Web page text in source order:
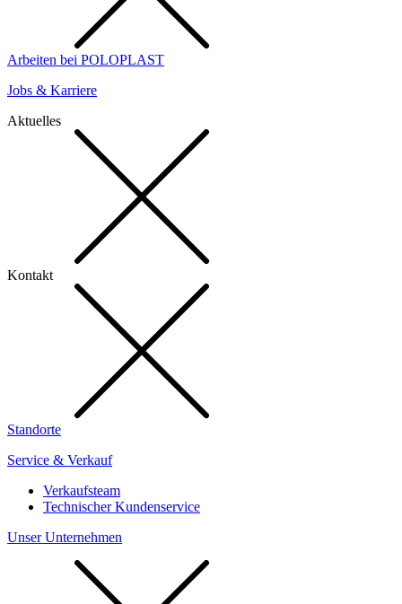
Arbeiten bei POLOPLAST
Jobs & Karriere
Aktuelles
Kontakt
Standorte
Service & Verkauf
Verkaufsteam
Technischer Kundenservice
Unser Unternehmen